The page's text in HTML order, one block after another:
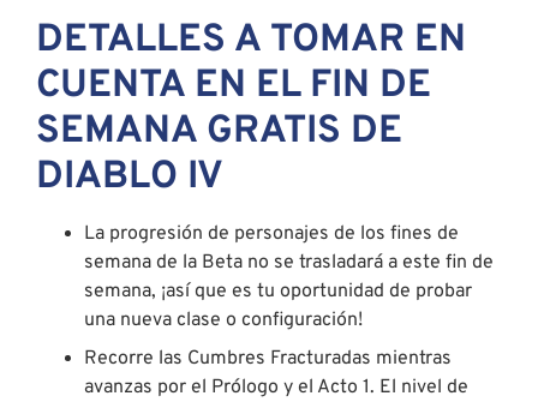
DETALLES A TOMAR EN
CUENTA EN EL FIN DE
SEMANA GRATIS DE
DIABLO IV
La progresión de personajes de los fines de
semana de la Beta no se trasladará a este fin de
semana, ¡así que es tu oportunidad de probar
una nueva clase o configuración!
Recorre las Cumbres Fracturadas mientras
avanzas por el Prólogo y el Acto 1. El nivel de